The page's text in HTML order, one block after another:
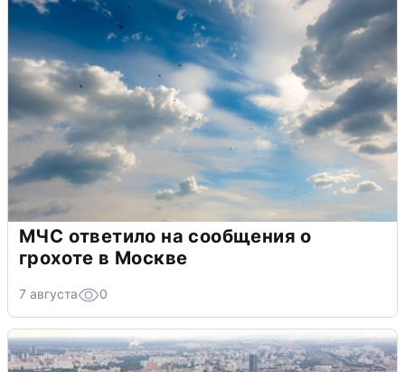
МЧС ответило на сообщения о
грохоте в Москве
7 августа 0